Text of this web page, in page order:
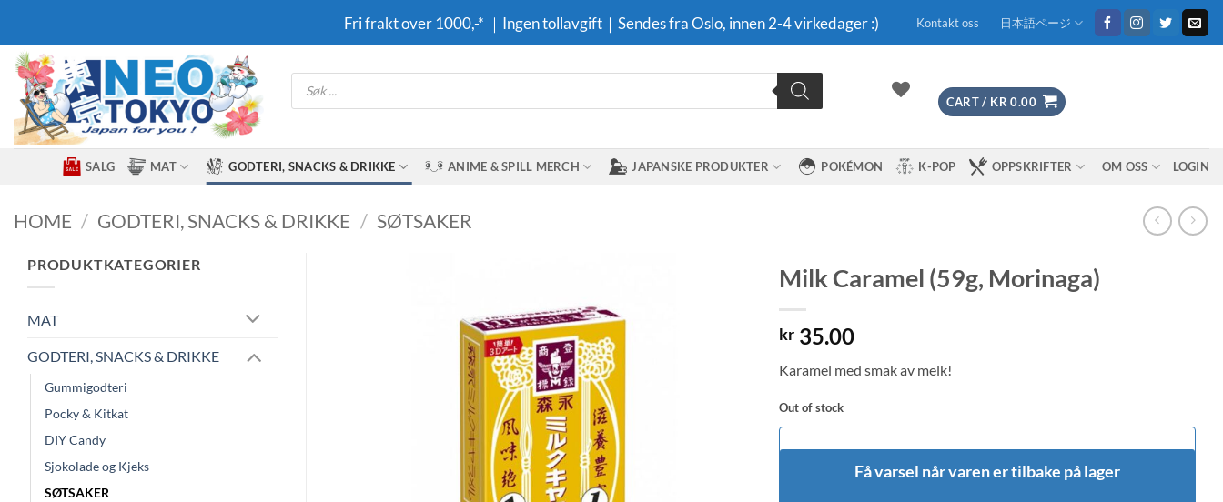
content
Fri frakt over 1000,-* ｜Ingen tollavgift｜Sendes fra Oslo, innen 2-4 virkedager :) Kontakt oss 日本語ページ
Products
search
CART / KR 0.00
SALG MAT GODTERI, SNACKS & DRIKKE ANIME & SPILL MERCH JAPANSKE PRODUKTER POKÉMON K-POP OPPSKRIFTER OM OSS LOGIN
HOME / GODTERI, SNACKS & DRIKKE / SØTSAKER
PRODUKTKATEGORIER
MAT
GODTERI, SNACKS & DRIKKE
Gummigodteri
Pocky & Kitkat
DIY Candy
Sjokolade og Kjeks
SØTSAKER
Milk Caramel (59g, Morinaga)
kr35.00
Karamel med smak av melk!
Out of stock
Få varsel når varen er tilbake på lager